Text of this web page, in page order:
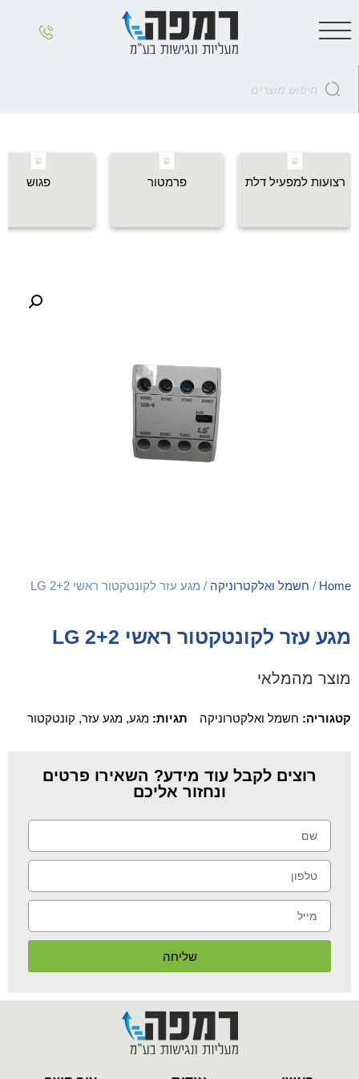
רצועות למפעיל דלת פרמטור פגוש
Home
/ חשמל ואלקטרוניקה / מגע עזר לקונטקטור ראשי 2+2 LG
מגע עזר לקונטקטור ראשי 2+2 LG
מוצר מהמלאי
קטגוריה: חשמל ואלקטרוניקה תגיות: מגע, מגע עזר, קונטקטור
רוצים לקבל עוד מידע? השאירו פרטים
ונחזור אליכם
שליחה